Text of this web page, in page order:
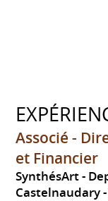
Associé -
et Financier
SynthésArt
Castelnaudary